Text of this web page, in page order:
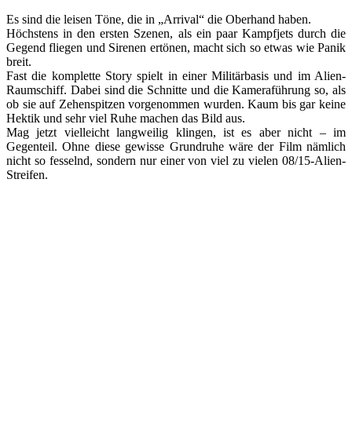
Es sind die leisen Töne, die in „Arrival“ die Oberhand haben.
Höchstens in den ersten Szenen, als ein paar Kampfjets durch die
Gegend fliegen und Sirenen ertönen, macht sich so etwas wie Panik
breit.
Fast die komplette Story spielt in einer Militärbasis und im Alien-
Raumschiff. Dabei sind die Schnitte und die Kameraführung so, als
ob sie auf Zehenspitzen vorgenommen wurden. Kaum bis gar keine
Hektik und sehr viel Ruhe machen das Bild aus.
Mag jetzt vielleicht langweilig klingen, ist es aber nicht – im
Gegenteil. Ohne diese gewisse Grundruhe wäre der Film nämlich
nicht so fesselnd, sondern nur einer von viel zu vielen 08/15-Alien-
Streifen.